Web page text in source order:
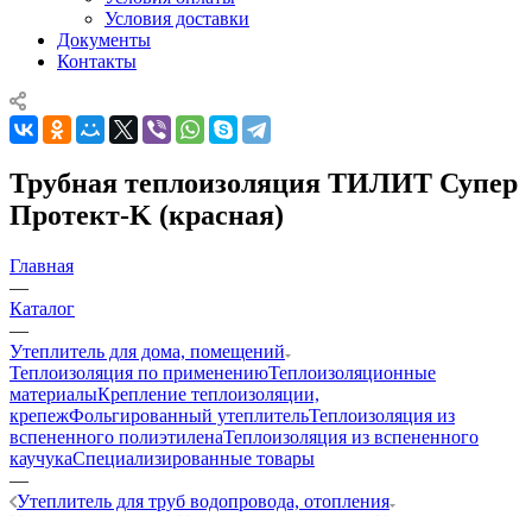
Условия доставки
Документы
Контакты
Трубная теплоизоляция ТИЛИТ Супер
Протект-K (красная)
Главная
—
Каталог
—
Утеплитель для дома, помещений
Теплоизоляция по применениюТеплоизоляционные
материалыКрепление теплоизоляции,
крепежФольгированный утеплительТеплоизоляция из
вспененного полиэтиленаТеплоизоляция из вспененного
каучукаСпециализированные товары
—
Утеплитель для труб водопровода, отопления